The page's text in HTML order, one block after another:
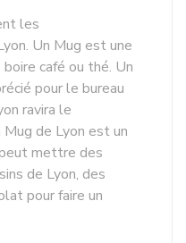
les
Un Mug est une
café ou thé. Un
pour le bureau
ravira le
de Lyon est un
mettre des
de Lyon, des
pour faire un